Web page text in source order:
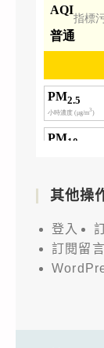
其他操
登入
訂閱留